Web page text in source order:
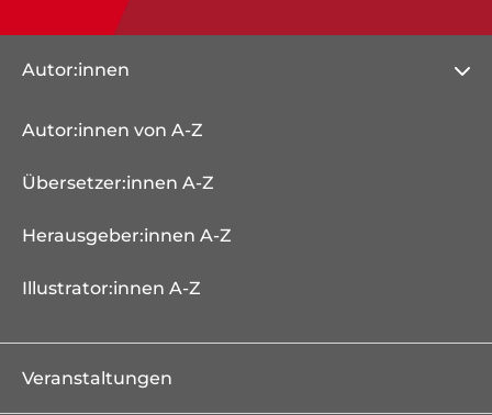
Autor:innen
Autor:innen von A-Z
Übersetzer:innen A-Z
Herausgeber:innen A-Z
Illustrator:innen A-Z
Veranstaltungen